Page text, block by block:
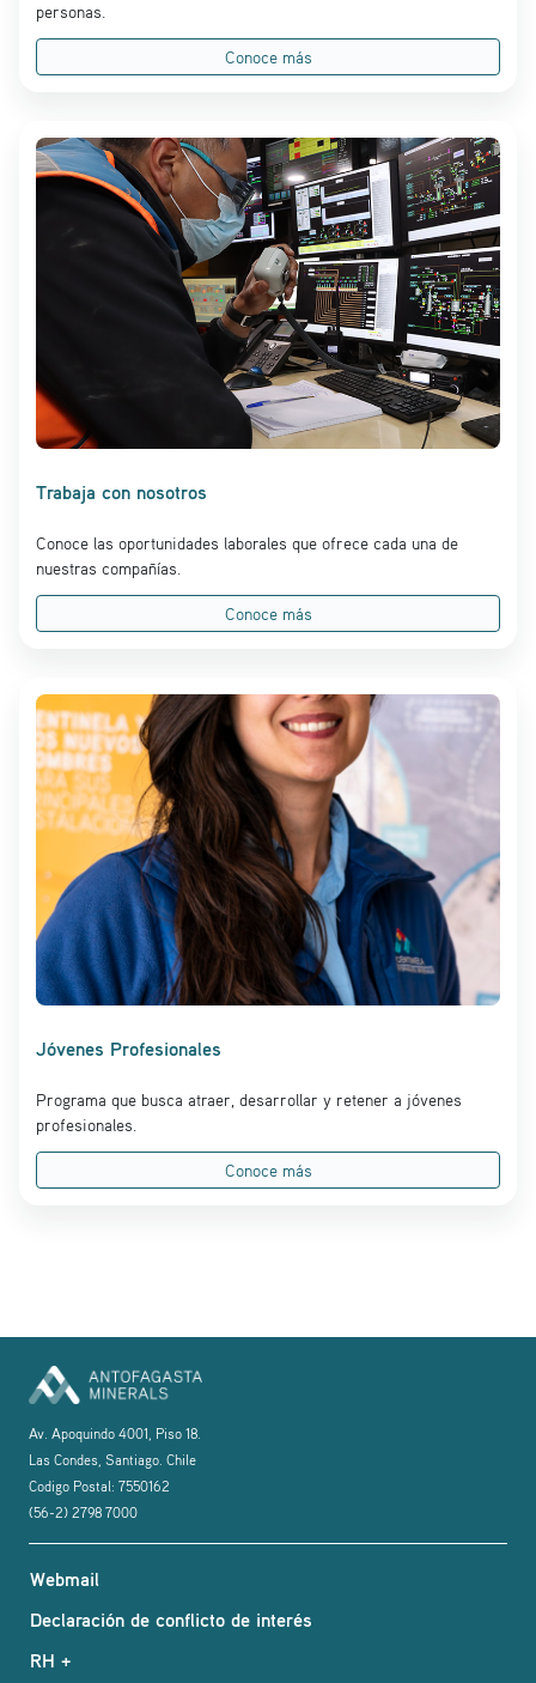
personas.
Conoce más
Trabaja con nosotros
Conoce las oportunidades laborales que ofrece cada una de
nuestras compañías.
Conoce más
Jóvenes Profesionales
Programa que busca atraer, desarrollar y retener a jóvenes
profesionales.
Conoce más
Av. Apoquindo 4001, Piso 18.
Las Condes, Santiago. Chile
Codigo Postal: 7550162
(56-2) 2798 7000
Webmail
Declaración de conflicto de interés
RH +